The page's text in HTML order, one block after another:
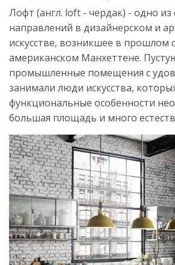
Лофт (англ. loft - чердак) - одно
направлений в дизайнерском и
искусстве, возникшее в прошлом
американском Манхеттене.
промышленные помещения с
занимали люди искусства,
функциональные особенности
большая площадь и много